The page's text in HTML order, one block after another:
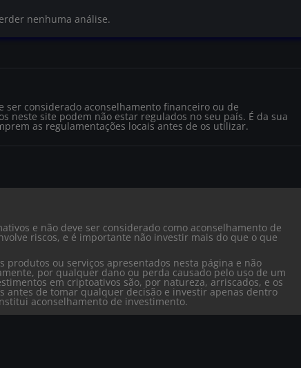
nenhuma análise.
considerado aconselhamento financeiro ou de
neste site podem não estar regulados no seu país. É da sua
as regulamentações locais antes de os utilizar.
e não deve ser considerado como aconselhamento de
riscos, e é importante não investir mais do que o que
produtos ou serviços apresentados nesta página e não
por qualquer dano ou perda causado pelo uso de um
em criptoativos são, por natureza, arriscados, e os
antes de tomar qualquer decisão e investir apenas dentro
aconselhamento de investimento.